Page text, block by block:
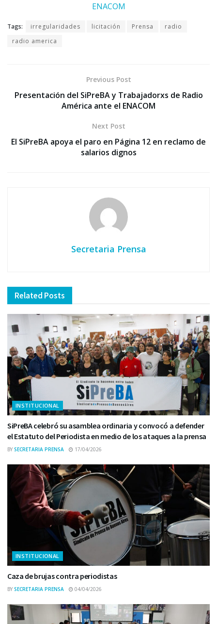
ENACOM
Tags: irregularidades licitación Prensa
radio
radio america
Previous Post
Presentación del SiPreBA y Trabajadorxs de Radio
América ante el ENACOM
Next Post
El SiPreBA apoya el paro en Página 12 en reclamo de
salarios dignos
Secretaria Prensa
Related Posts
INSTITUCIONAL
SiPreBA celebró su asamblea ordinaria y convocó a defender
el Estatuto del Periodista en medio de los ataques a la prensa
BY SECRETARIA PRENSA 17/04/2026
INSTITUCIONAL
Caza de brujas contra periodistas
BY SECRETARIA PRENSA 04/04/2026